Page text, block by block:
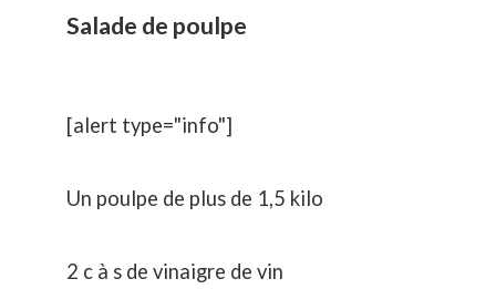
Salade de poulpe
[alert type="info"]
Un poulpe de plus de 1,5 kilo
2 c à s de vinaigre de vin